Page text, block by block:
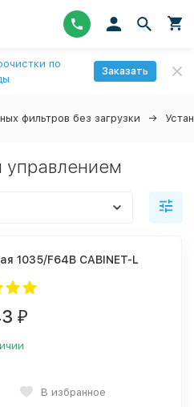
по
Заказать
фильтров без загрузки
управлением
1035/F64B CABINET-L
₽
В избранное